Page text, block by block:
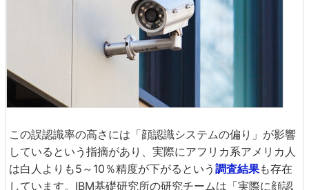
この誤認識率の高さには「顔認識システムの偏り」が影響
しているという指摘があり、実際にアフリカ系アメリカ人
は白人よりも5～10％精度が下がるという 調査結果も存在
しています。IBM基礎研究所の研究チームは「実際に顔認